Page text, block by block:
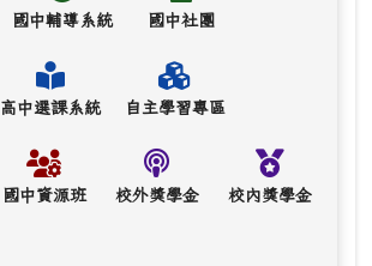
國中輔導系統 國中社團
高中選課系統 自主學習專區
國中資源班 校外獎學金 校內獎學金